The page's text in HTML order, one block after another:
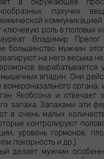
пахучих
коммуникацией.
роль в половых
Владимир
большинство мужчин
на него весьма
вырабатывается
впадин. Они
Якобсона и отвечает
запаха. Запахами эти
в очень малых
контролируют
уровень гормонов,
покорность и др.)
делает мужчин